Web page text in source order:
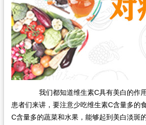
我们都知道维生素C具有美白的作
患者们来讲，要注意少吃维生素C含量多的
C含量多的蔬菜和水果，能够起到美白淡斑